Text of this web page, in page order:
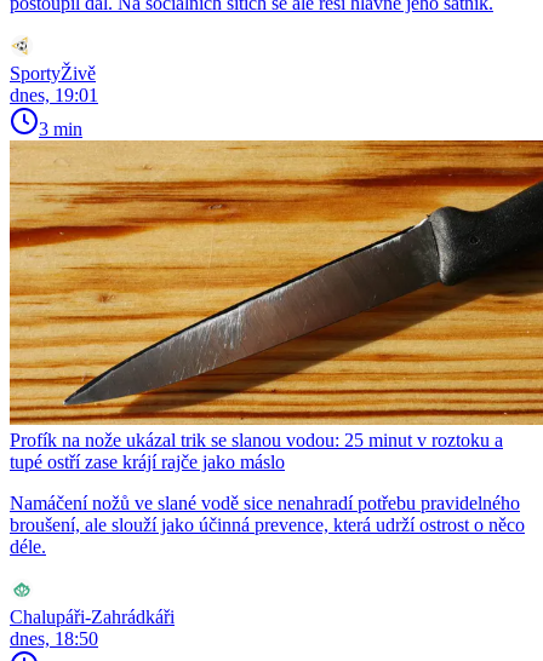
SportyŽivě
dnes, 19:01
3 min
Profík na nože ukázal trik se slanou vodou: 25 minut v roztoku a
tupé ostří zase krájí rajče jako máslo
Namáčení nožů ve slané vodě sice nenahradí potřebu pravidelného
broušení, ale slouží jako účinná prevence, která udrží ostrost o něco
déle.
Chalupáři-Zahrádkáři
dnes, 18:50